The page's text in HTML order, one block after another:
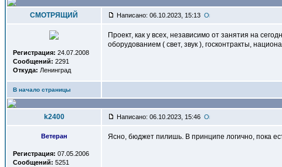
СМОТРЯЩИЙ Написано: 06.10.2023, 15:13
Регистрация: 24.07.2008
Сообщений: 2291
Откуда: Ленинград
Проект, как у всех, независимо от занятия на
оборудованием ( свет, звук ), госконтракты,
В начало страницы
k2400 Написано: 06.10.2023, 15:46
Ветеран
Регистрация: 07.05.2006
Сообщений: 5251
Ясно, бюджет пилишь. В принципе логично, пока